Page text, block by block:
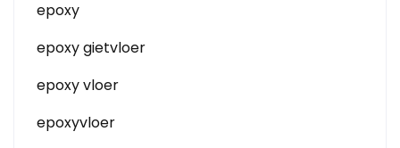
epoxy
epoxy gietvloer
epoxy vloer
epoxyvloer